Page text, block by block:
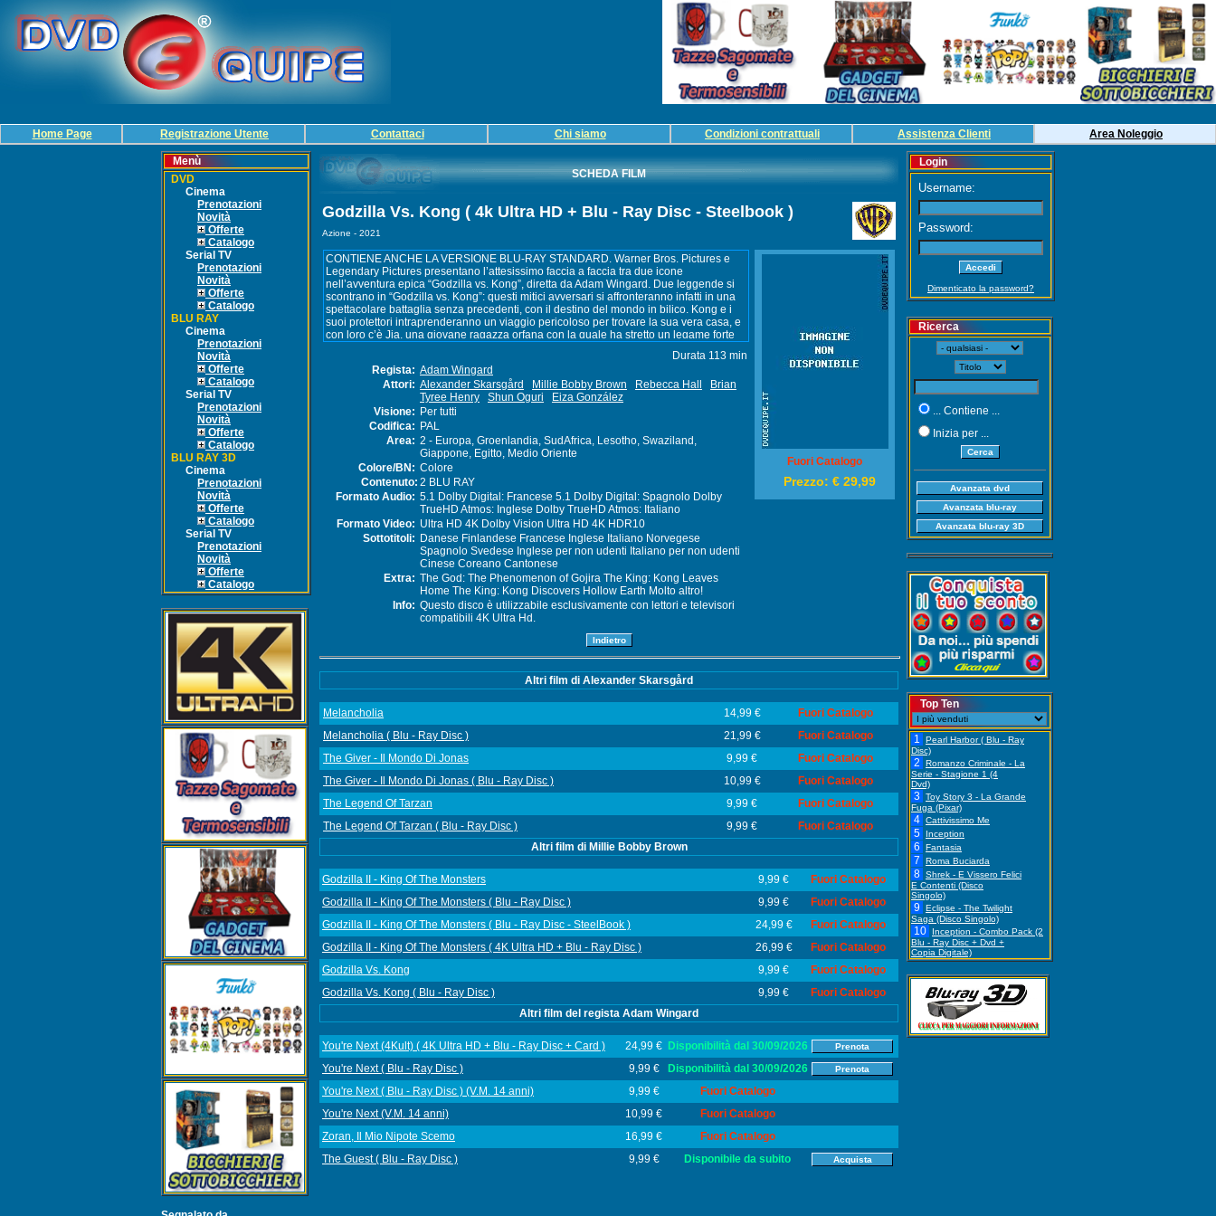
Home Page Registrazione Utente Contattaci Chi siamo Condizioni contrattuali Assistenza Clienti Area Noleggio
Menù
DVD
Cinema
Prenotazioni
Novità
Offerte
Catalogo
Serial TV
Prenotazioni
Novità
Offerte
Catalogo
BLU RAY
Cinema
Prenotazioni
Novità
Offerte
Catalogo
Serial TV
Prenotazioni
Novità
Offerte
Catalogo
BLU RAY 3D
Cinema
Prenotazioni
Novità
Offerte
Catalogo
Serial TV
Prenotazioni
Novità
Offerte
Catalogo
SCHEDA FILM
Godzilla Vs. Kong ( 4k Ultra HD + Blu - Ray Disc - Steelbook )
Azione - 2021
Fuori Catalogo
Prezzo: € 29,99
Durata 113 min
Regista: Adam Wingard
Attori: Alexander Skarsgård Millie Bobby Brown Rebecca Hall
Brian
Tyree Henry
Shun Oguri
Eiza González
Visione: Per tutti
Codifica: PAL
Area: 2 - Europa, Groenlandia, SudAfrica, Lesotho, Swaziland,
Giappone, Egitto, Medio Oriente
Colore/BN: Colore
Contenuto: 2 BLU RAY
Formato Audio: 5.1 Dolby Digital: Francese 5.1 Dolby Digital: Spagnolo Dolby
TrueHD Atmos: Inglese Dolby TrueHD Atmos: Italiano
Formato Video: Ultra HD 4K Dolby Vision Ultra HD 4K HDR10
Sottotitoli: Danese Finlandese Francese Inglese Italiano Norvegese
Spagnolo Svedese Inglese per non udenti Italiano per non udenti
Cinese Coreano Cantonese
Extra: The God: The Phenomenon of Gojira The King: Kong Leaves
Home The King: Kong Discovers Hollow Earth Molto altro!
Info: Questo disco è utilizzabile esclusivamente con lettori e televisori
compatibili 4K Ultra Hd.
Altri film di Alexander Skarsgård
Melancholia 14,99 €
Fuori Catalogo
Melancholia ( Blu - Ray Disc )
21,99 €
Fuori Catalogo
The Giver - Il Mondo Di Jonas
9,99 €
Fuori Catalogo
The Giver - Il Mondo Di Jonas ( Blu - Ray Disc )
10,99 €
Fuori Catalogo
The Legend Of Tarzan
9,99 €
Fuori Catalogo
The Legend Of Tarzan ( Blu - Ray Disc )
9,99 €
Fuori Catalogo
Altri film di Millie Bobby Brown
Godzilla II - King Of The Monsters 9,99 €
Fuori Catalogo
Godzilla II - King Of The Monsters ( Blu - Ray Disc )
9,99 €
Fuori Catalogo
Godzilla II - King Of The Monsters ( Blu - Ray Disc - SteelBook )
24,99 €
Fuori Catalogo
Godzilla II - King Of The Monsters ( 4K Ultra HD + Blu - Ray Disc )
26,99 €
Fuori Catalogo
Godzilla Vs. Kong
9,99 €
Fuori Catalogo
Godzilla Vs. Kong ( Blu - Ray Disc )
9,99 €
Fuori Catalogo
Altri film del regista Adam Wingard
You're Next (4Kult) ( 4K Ultra HD + Blu - Ray Disc + Card ) 24,99 € Disponibilità dal 30/09/2026
You're Next ( Blu - Ray Disc )
9,99 €
Disponibilità dal 30/09/2026
You're Next ( Blu - Ray Disc ) (V.M. 14 anni)
9,99 €
Fuori Catalogo
You're Next (V.M. 14 anni)
10,99 €
Fuori Catalogo
Zoran, Il Mio Nipote Scemo
16,99 €
Fuori Catalogo
The Guest ( Blu - Ray Disc )
9,99 € Disponibile da subito
Login
Username:
Password:
Dimenticato la password?
Ricerca
... Contiene ...
Inizia per ...
Top Ten
1
Pearl Harbor ( Blu - Ray
Disc)
2
Romanzo Criminale - La
Serie - Stagione 1 (4
Dvd)
3 Toy Story 3 - La Grande
Fuga (Pixar)
4 Cattivissimo Me
5 Inception
6 Fantasia
7 Roma Buciarda
8 Shrek - E Vissero Felici
E Contenti (Disco
Singolo)
9 Eclipse - The Twilight
Saga (Disco Singolo)
10
Inception - Combo Pack (2
Blu - Ray Disc + Dvd +
Copia Digitale)